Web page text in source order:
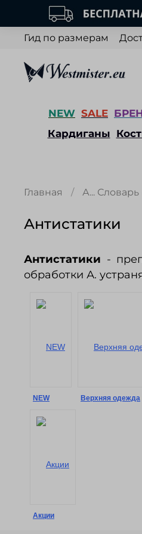
Гид по размерам
NEW SALE
Кардиганы
Главная А...
Антистатики
Антистатики -
обработки А.
NEW Верхняя одежда
Акции